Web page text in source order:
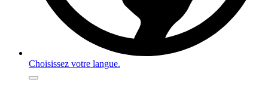
Choisissez votre langue.